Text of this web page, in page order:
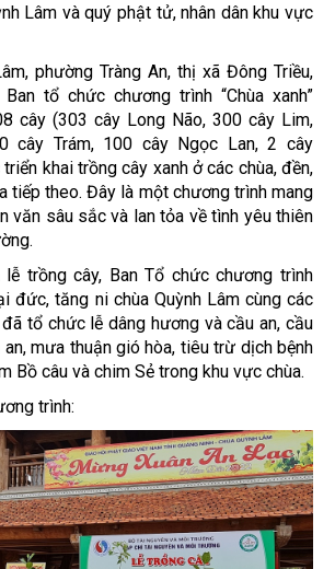
Lâm và quý phật tử, nhân dân khu vực
phường Tràng An, thị xã Đông Triều,
tổ chức chương trình “Chùa xanh”
cây (303 cây Long Não, 300 cây Lim,
cây Trám, 100 cây Ngọc Lan, 2 cây
khai trồng cây xanh ở các chùa, đền,
tiếp theo. Đây là một chương trình mang
văn sâu sắc và lan tỏa về tình yêu thiên
trồng cây, Ban Tổ chức chương trình
đức, tăng ni chùa Quỳnh Lâm cùng các
tổ chức lễ dâng hương và cầu an, cầu
mưa thuận gió hòa, tiêu trừ dịch bệnh
Bồ câu và chim Sẻ trong khu vực chùa.
trình: